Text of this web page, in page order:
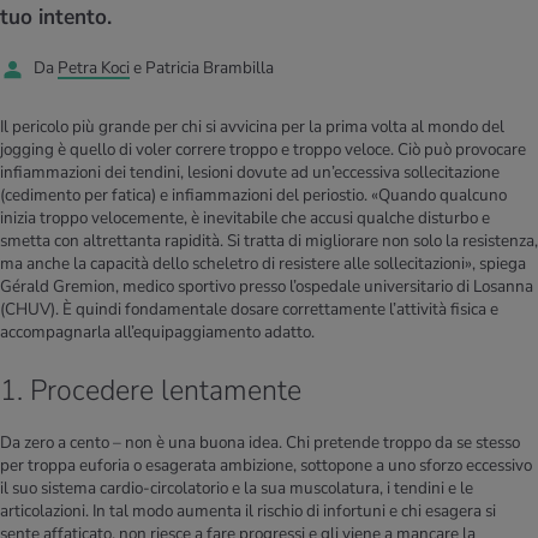
nutritive
D’ATTUALITÀ NELL’AMBITO ALIMENTAZIONE
Calcolatore BMI
D’ATTUALITÀ NELL’AMBITO MOVIMENTO
Calcola il consumo calorico
Corsa & Jogging
D’ATTUALITÀ NELL’AMBITO RILASSAMENTO
Lavoro e salute
Rilassamento attivo
mediche
D’ATTUALITÀ NELL’AMBITO MEDICINA
Abbassare la pressione sanguigna
D’ATTUALITÀ NELL’AMBITO SERVIZIO
Tool, test e quiz
tuo intento.
Da Petra Koci e Patricia Brambilla
Il pericolo più grande per chi si avvicina per la prima volta al mondo del
jogging è quello di voler correre troppo e troppo veloce. Ciò può provocare
infiammazioni dei tendini, lesioni dovute ad un’eccessiva sollecitazione
(cedimento per fatica) e infiammazioni del periostio. «Quando qualcuno
inizia troppo velocemente, è inevitabile che accusi qualche disturbo e
smetta con altrettanta rapidità. Si tratta di migliorare non solo la resistenza,
ma anche la capacità dello scheletro di resistere alle sollecitazioni», spiega
Gérald Gremion, medico sportivo presso l’ospedale universitario di Losanna
(CHUV). È quindi fondamentale dosare correttamente l’attività fisica e
accompagnarla all’equipaggiamento adatto.
1. Procedere lentamente
Da zero a cento – non è una buona idea. Chi pretende troppo da se stesso
per troppa euforia o esagerata ambizione, sottopone a uno sforzo eccessivo
il suo sistema cardio-circolatorio e la sua muscolatura, i tendini e le
articolazioni. In tal modo aumenta il rischio di infortuni e chi esagera si